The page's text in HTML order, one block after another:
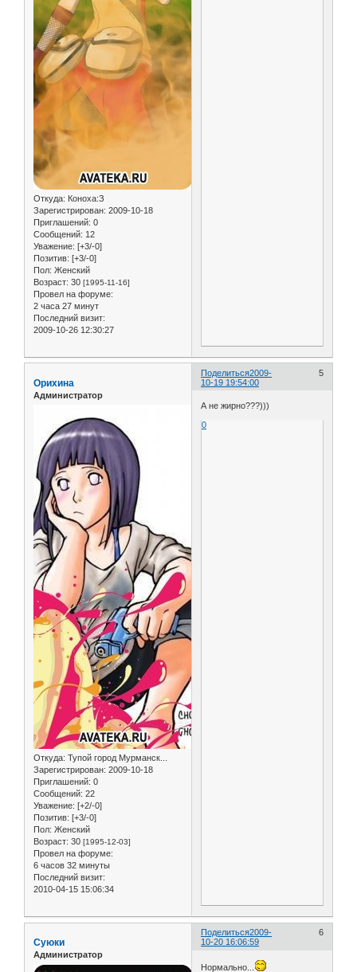
Откуда: Коноха:З
Зарегистрирован: 2009-10-18
Приглашений: 0
Сообщений: 12
Уважение: [+3/-0]
Позитив: [+3/-0]
Пол: Женский
Возраст: 30 [1995-11-16]
Провел на форуме:
2 часа 27 минут
Последний визит:
2009-10-26 12:30:27
Поделиться 5
2009-
10-19 19:54:00
Орихина
Администратор
Откуда: Тупой город Мурманск...
Зарегистрирован: 2009-10-18
Приглашений: 0
Сообщений: 22
Уважение: [+2/-0]
Позитив: [+3/-0]
Пол: Женский
Возраст: 30 [1995-12-03]
Провел на форуме:
6 часов 32 минуты
Последний визит:
2010-04-15 15:06:34
А не жирно???)))
0
Поделиться 6
2009-
10-20 16:06:59
Суюки
Администратор
Нормально...